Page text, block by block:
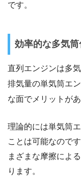
です。
効率的な多気
直列エンジンは多
排気量の単気筒エ
な面でメリットがあ
理論的には単気筒
ことは可能なので
まざまな摩擦によ
ります。